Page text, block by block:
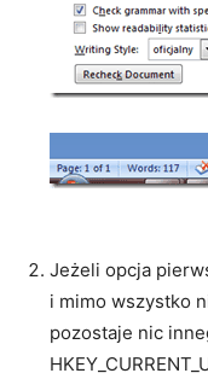
Jeżeli opcja
i mimo wszystko
pozostaje nic